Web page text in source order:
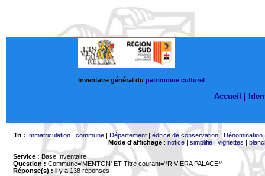
Inventaire général du patrimoine culturel
Accueil |
Tri : Immatriculation| commune| Département| édifice de conservation| Dénomination
Mode d'affichage: notice| simplifié|vignettes |
Service : Base Inventaire
Question : Commune='MENTON' ET Titre courant='*RIVIERA PALACE*'
Réponse(s) :il y a 138 réponses